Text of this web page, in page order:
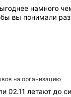
намного
вы понимали
на организацию
02.11 летают до